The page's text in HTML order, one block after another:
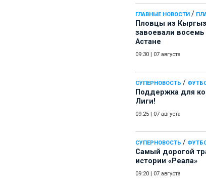
ГЛАВНЫЕ НОВОСТИ /
Пловцы из
завоевали
Астане
09:30 07 августа
СУПЕРНОВОСТЬ /
Поддержка для
Лиги!
09:25 07 августа
СУПЕРНОВОСТЬ /
Самый дорогой
истории «Реала»
09:20 07 августа